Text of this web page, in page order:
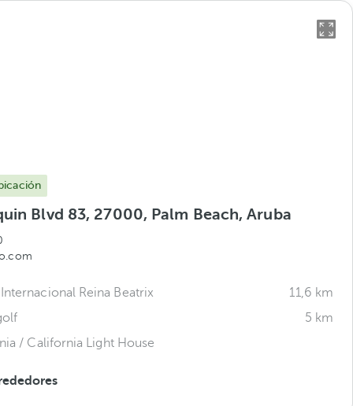
Blvd 83, 27000, Palm Beach, Aruba
Reina Beatrix
11,6 km
5 km
/ California Light House